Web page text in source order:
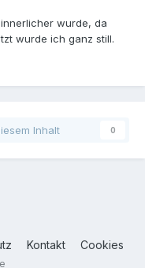
wurde, da
wurde ich ganz still.
Inhalt 0
Kontakt Cookies